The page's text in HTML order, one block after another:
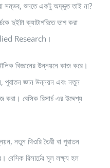
সম্ভব, শুনতে একটু অদ্ভুত তাই না?
দুইটা ক্যাটাগরিতে ভাগ করা
Research।
বিজ্ঞানের উন্নয়নে কাজ করে।
পুরাতন জ্ঞান উন্নয়ন এবং নতুন
করা। বেসিক রিসার্চ এর উদ্দেশ্য
নতুন থিওরি তৈরী বা পুরাতন
বেসিক রিসার্চের মূল লক্ষ্য হল